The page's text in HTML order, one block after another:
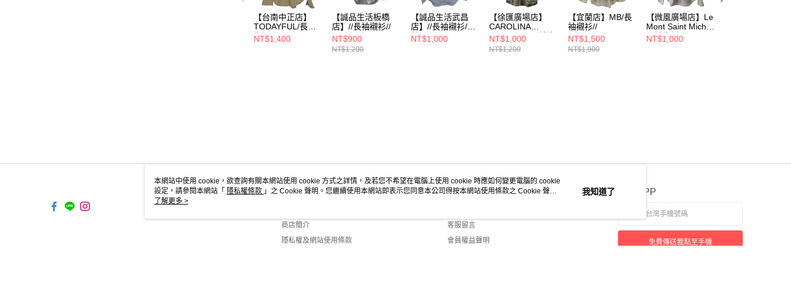
【台南中正店】
TODAYFUL/長袖
襯衫//12220430
NT$1,400
【誠品生活板橋
店】//長袖襯衫//
NT$900
NT$1,200
【誠品生活武昌
店】//長袖襯衫/其
他/WLGS13-02
NT$1,000
【徐匯廣場店】
CAROLINA
HERRERA/長袖襯
衫/其他/
NT$1,000
NT$1,200
【宜蘭店】MB/長
袖襯衫//
NT$1,500
NT$1,900
【微風廣場店】Le
Mont Saint Michel/
長袖襯衫/S/
NT$1,000
關於我們
商店簡介
隱私權及網站使用條款
客服資訊
客服留言
會員權益聲明
官方APP
免費傳送載點至手機
本網站中使用 cookie，欲查詢有關本網站使用 cookie 方式之詳情，及若您不希望在電腦上使用 cookie 時應如何變更電腦的 cookie
設定，請參閱本網站「 隱私權條款 」之 Cookie 聲明。您繼續使用本網站即表示您同意本公司得按本網站使用條款之 Cookie 聲明
使用 cookie。
了解更多 >
我知道了